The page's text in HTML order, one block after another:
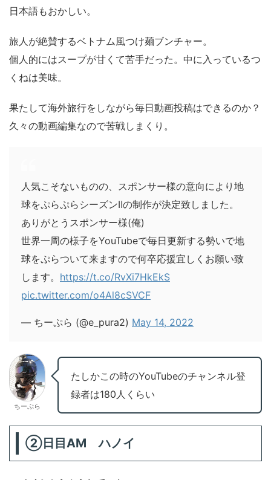
日本語もおかしい。
旅人が絶賛するベトナム風つけ麺ブンチャー。
個人的にはスープが甘くて苦手だった。中に入っているつ
くねは美味。
果たして海外旅行をしながら毎日動画投稿はできるのか？
久々の動画編集なので苦戦しまくり。
人気こそないものの、スポンサー様の意向により地
球をぷらぷらシーズンⅡの制作が決定致しました。
ありがとうスポンサー様(俺)
世界一周の様子をYouTubeで毎日更新する勢いで地
球をぷらついて来ますので何卒応援宜しくお願い致
します。 https://t.co/RvXi7HkEkS
pic.twitter.com/o4Al8cSVCF
— ちーぷら (@e_pura2) May 14, 2022
ちーぷら
たしかこの時のYouTubeのチャンネル登
録者は180人くらい
②日目AM ハノイ